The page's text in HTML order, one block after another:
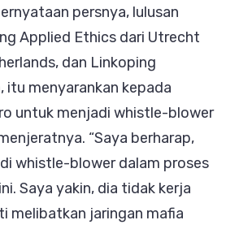
persnya, lulusan
Applied Ethics dari Utrecht
dan Linkoping
itu menyarankan kepada
untuk menjadi whistle-blower
“Saya berharap,
whistle-blower dalam proses
Saya yakin, dia tidak kerja
melibatkan jaringan mafia